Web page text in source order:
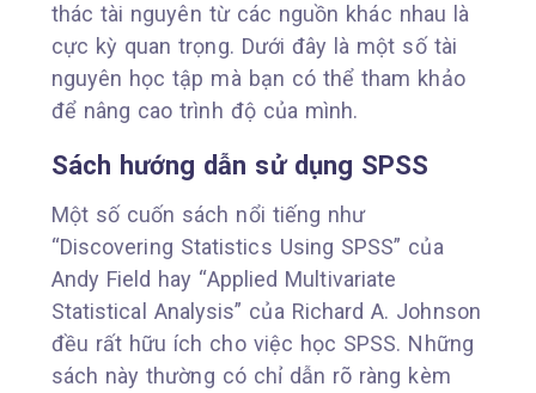
thác tài nguyên từ các nguồn khác nhau là
cực kỳ quan trọng. Dưới đây là một số tài
nguyên học tập mà bạn có thể tham khảo
để nâng cao trình độ của mình.
Sách hướng dẫn sử dụng SPSS
Một số cuốn sách nổi tiếng như
“Discovering Statistics Using SPSS” của
Andy Field hay “Applied Multivariate
Statistical Analysis” của Richard A. Johnson
đều rất hữu ích cho việc học SPSS. Những
sách này thường có chỉ dẫn rõ ràng kèm